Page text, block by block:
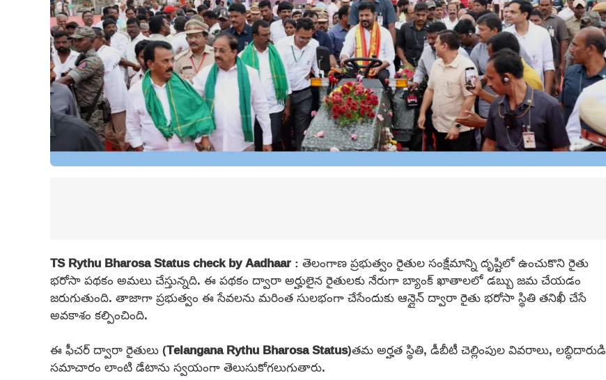
TS Rythu Bharosa Status check by Aadhaar: తెలంగాణ ప్రభుత్వం రైతుల సంక్షేమాన్ని దృష్టిలో ఉంచుకొని రైతు
భరోసా పథకం అమలు చేస్తున్నది. ఈ పథకం ద్వారా అర్హులైన రైతులకు నేరుగా బ్యాంక్ ఖాతాలలో డబ్బు జమ చేయడం
జరుగుతుంది. తాజాగా ప్రభుత్వం ఈ సేవలను మరింత సులభంగా చేసేందుకు ఆన్లైన్ ద్వారా రైతు భరోసా స్థితి తనిఖీ చేసే
అవకాశం కల్పించింది.
ఈ ఫీచర్ ద్వారా రైతులు (Telangana Rythu Bharosa Status)తమ అర్హత స్థితి, డీబీటీ చెల్లింపుల వివరాలు, లబ్ధిదారుడి
సమాచారం లాంటి డేటాను స్వయంగా తెలుసుకోగలుగుతారు.